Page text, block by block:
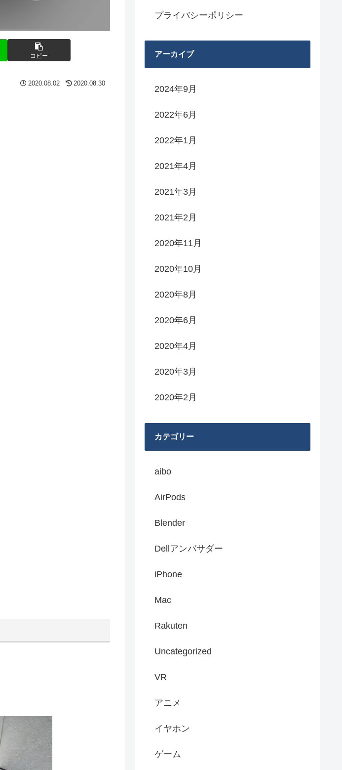
コピー
2020.08.02 2020.08.30
プライバシーポリシー
アーカイブ
2024年9月
2022年6月
2022年1月
2021年4月
2021年3月
2021年2月
2020年11月
2020年10月
2020年8月
2020年6月
2020年4月
2020年3月
2020年2月
カテゴリー
aibo
AirPods
Blender
Dellアンバサダー
iPhone
Mac
Rakuten
Uncategorized
VR
アニメ
イヤホン
ゲーム